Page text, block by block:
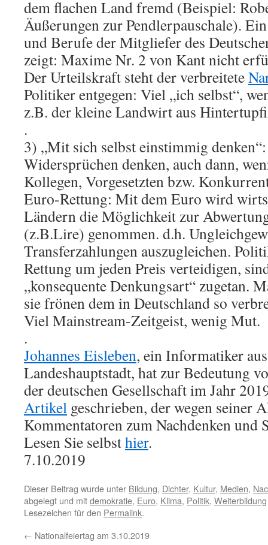
dem flachen Land fremd (Beispiel:
Äußerungen zur Pendlerpauschale).
und Berufe der Mitgliefer des
zeigt: Maxime Nr. 2 von Kant nicht
Der Urteilskraft steht der verbreitete
Politiker entgegen: Viel „ich selbst“,
z.B. der kleine Landwirt aus
.
3) „Mit sich selbst einstimmig
Widersprüchen denken, auch dann,
Kollegen, Vorgesetzten bzw.
Euro-Rettung: Mit dem Euro wird
Ländern die Möglichkeit zur
(z.B.Lire) genommen. d.h.
Transferzahlungen auszugleichen.
Rettung um jeden Preis verteidigen,
„konsequente Denkungsart“ zugetan.
sie frönen dem in Deutschland so
Viel Mainstream-Zeitgeist, wenig Mut.
.
Johannes Eisleben, ein Informatiker
Landeshauptstadt, hat zur Bedeutung
der deutschen Gesellschaft im Jahr
Artikel geschrieben, der wegen seiner
Kommentatoren zum Nachdenken und
Lesen Sie selbsthier.
7.10.2019
Dieser Beitrag wurde unter Bildung, Dichter, Kultur, Medien,
abgelegt und mitdemokratie, Euro, Klima, Politik, Weiterbildung
Lesezeichen für den Permalink.
← Nationalfeiertag am 3.10.2019